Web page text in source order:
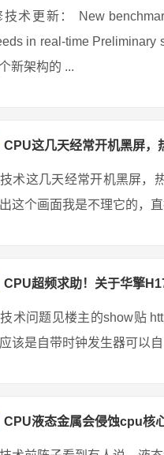
技术更新： New
in real-time Preliminary
新架构的 ...
CPU这几天经常开机黑屏，
术这几天经常开机黑屏，
这个画面我是不理它的，
CPU超频求助！关于华擎
术问题见楼主的show贴
该是自带时钟发生器可以
CPU液态金属会侵蚀cpu核